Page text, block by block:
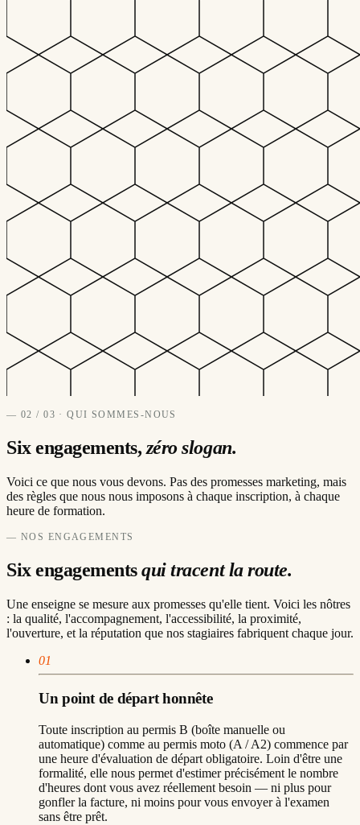
— 02 / 03 · QUI SOMMES-NOUS
Six engagements, zéro slogan.
Voici ce que nous vous devons. Pas des promesses marketing, mais
des règles que nous nous imposons à chaque inscription, à chaque
heure de formation.
— NOS ENGAGEMENTS
Six engagementsqui tracent la route.
Une enseigne se mesure aux promesses qu'elle tient. Voici les nôtres
: la qualité, l'accompagnement, l'accessibilité, la proximité,
l'ouverture, et la réputation que nos stagiaires fabriquent chaque jour.
01
Un point de départ honnête
Toute inscription au permis B (boîte manuelle ou
automatique) comme au permis moto (A / A2) commence par
une heure d'évaluation de départ obligatoire. Loin d'être une
formalité, elle nous permet d'estimer précisément le nombre
d'heures dont vous avez réellement besoin — ni plus pour
gonfler la facture, ni moins pour vous envoyer à l'examen
sans être prêt.